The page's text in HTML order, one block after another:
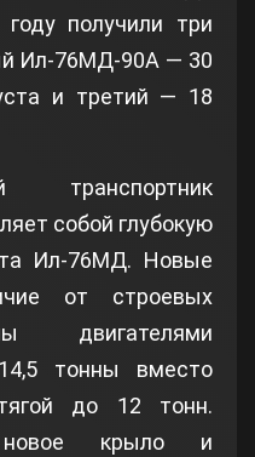
получили три
Ил-76МД-90А — 30
и третий — 18
транспортник
собой глубокую
Ил-76МД. Новые
от строевых
двигателями
тонны вместо
до 12 тонн.
новое крыло и